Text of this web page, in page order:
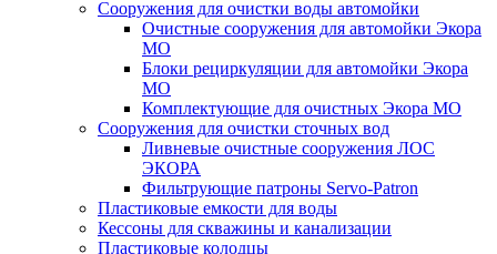
Сооружения для очистки воды автомойки
Очистные сооружения для автомойки Экора
МО
Блоки рециркуляции для автомойки Экора
МО
Комплектующие для очистных Экора МО
Сооружения для очистки сточных вод
Ливневые очистные сооружения ЛОС
ЭКОРА
Фильтрующие патроны Servo-Patron
Пластиковые емкости для воды
Кессоны для скважины и канализации
Пластиковые колодцы